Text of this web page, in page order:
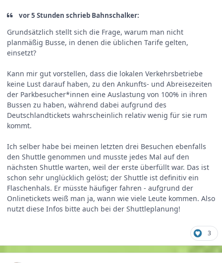
vor 5 Stunden schrieb Bahnschalker:
Grundsätzlich stellt sich die Frage, warum man nicht
planmäßig Busse, in denen die üblichen Tarife gelten,
einsetzt?
Kann mir gut vorstellen, dass die lokalen Verkehrsbetriebe
keine Lust darauf haben, zu den Ankunfts- und Abreisezeiten
der Parkbesucher*innen eine Auslastung von 100% in ihren
Bussen zu haben, während dabei aufgrund des
Deutschlandtickets wahrscheinlich relativ wenig für sie rum
kommt.
Ich selber habe bei meinen letzten drei Besuchen ebenfalls
den Shuttle genommen und musste jedes Mal auf den
nächsten Shuttle warten, weil der erste überfüllt war. Das ist
schon sehr unglücklich gelöst; der Shuttle ist definitiv ein
Flaschenhals. Er müsste häufiger fahren - aufgrund der
Onlinetickets weiß man ja, wann wie viele Leute kommen. Also
nutzt diese Infos bitte auch bei der Shuttleplanung!
3